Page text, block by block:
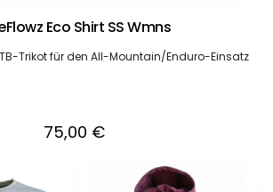
Eco Shirt SS Wmns
Trikot für den All-Mountain/Enduro-Einsatz
75,00 €